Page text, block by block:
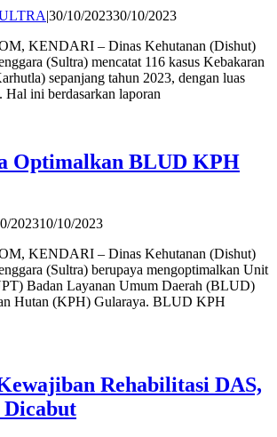
|30/10/202330/10/2023by
Hatta
KENDARI – Dinas Kehutanan (Dishut)
(Sultra) mencatat 116 kasus Kebakaran
sepanjang tahun 2023, dengan luas
Hal ini berdasarkan laporan
Optimalkan BLUD KPH
202310/10/2023by
Hatta
KENDARI – Dinas Kehutanan (Dishut)
(Sultra) berupaya mengoptimalkan Unit
Badan Layanan Umum Daerah (BLUD)
Hutan (KPH) Gularaya. BLUD KPH
Rehabilitasi DAS,